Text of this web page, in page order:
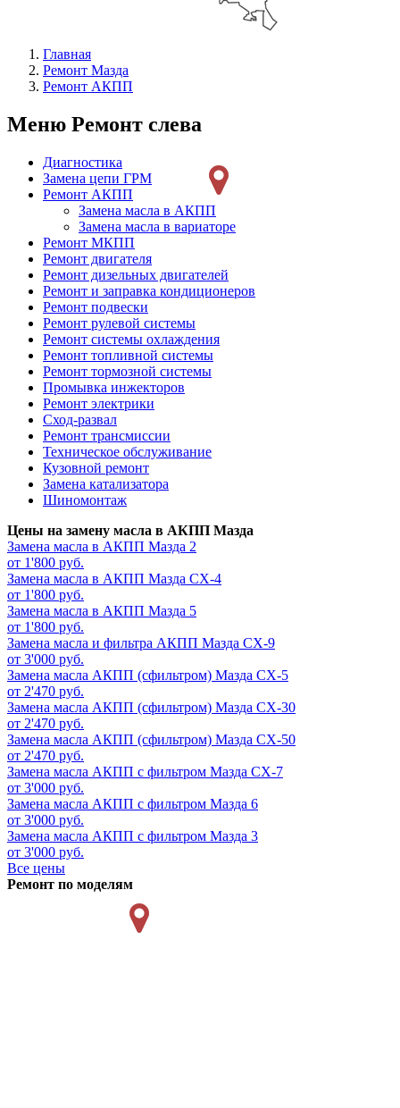
Главная
Ремонт Мазда
Ремонт АКПП
Меню Ремонт слева
Диагностика
Замена цепи ГРМ
Ремонт АКПП
Замена масла в АКПП
Замена масла в вариаторе
Ремонт МКПП
Ремонт двигателя
Ремонт дизельных двигателей
Ремонт и заправка кондиционеров
Ремонт подвески
Ремонт рулевой системы
Ремонт системы охлаждения
Ремонт топливной системы
Ремонт тормозной системы
Промывка инжекторов
Ремонт электрики
Сход-развал
Ремонт трансмиссии
Техническое обслуживание
Кузовной ремонт
Замена катализатора
Шиномонтаж
Цены на замену масла в АКПП Мазда
Замена масла в АКПП Мазда 2
от 1'800 руб.
Замена масла в АКПП Мазда СХ-4
от 1'800 руб.
Замена масла в АКПП Мазда 5
от 1'800 руб.
Замена масла и фильтра АКПП Мазда СХ-9
от 3'000 руб.
Замена масла АКПП (сфильтром) Мазда СХ-5
от 2'470 руб.
Замена масла АКПП (сфильтром) Мазда CX-30
от 2'470 руб.
Замена масла АКПП (сфильтром) Мазда СХ-50
от 2'470 руб.
Замена масла АКПП с фильтром Мазда CX-7
от 3'000 руб.
Замена масла АКПП с фильтром Мазда 6
от 3'000 руб.
Замена масла АКПП с фильтром Мазда 3
от 3'000 руб.
Все цены
Ремонт по моделям